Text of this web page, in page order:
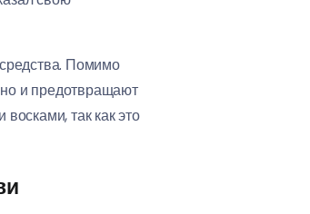
Помимо
и предотвращают
так как это